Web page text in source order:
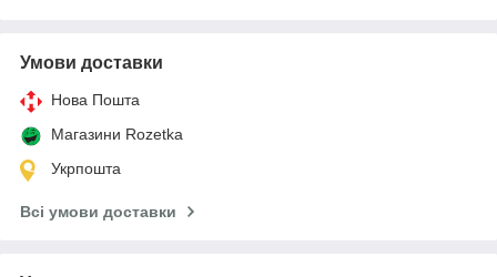
Умови доставки
Нова Пошта
Магазини Rozetka
Укрпошта
Всі умови доставки